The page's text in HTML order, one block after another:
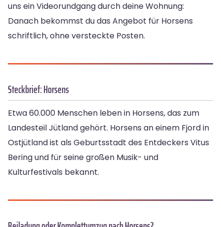
uns ein Videorundgang durch deine Wohnung:
Danach bekommst du das Angebot für Horsens
schriftlich, ohne versteckte Posten.
Steckbrief: Horsens
Etwa 60.000 Menschen leben in Horsens, das zum
Landesteil Jütland gehört. Horsens an einem Fjord in
Ostjütland ist als Geburtsstadt des Entdeckers Vitus
Bering und für seine großen Musik- und
Kulturfestivals bekannt.